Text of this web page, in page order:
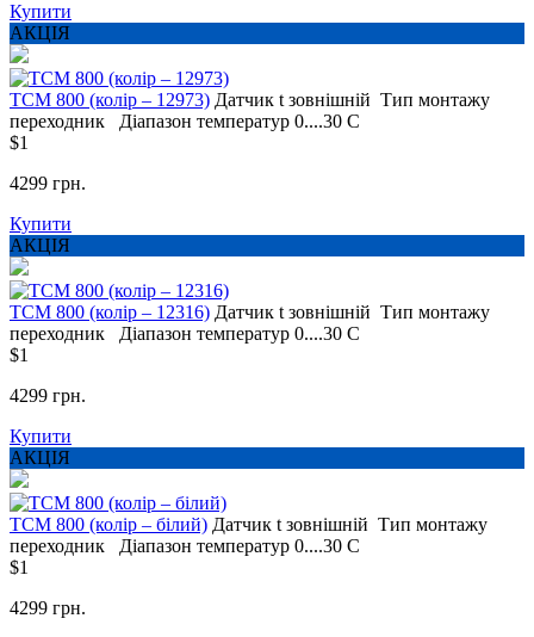
Купити
АКЦІЯ
ТСМ 800 (колір – 12973) Датчик t зовнішній Тип монтажу
переходник
Діапазон температур 0....30 С
$1
4299 грн.
Купити
АКЦІЯ
ТСМ 800 (колір – 12316) Датчик t зовнішній Тип монтажу
переходник
Діапазон температур 0....30 С
$1
4299 грн.
Купити
АКЦІЯ
ТСМ 800 (колір – білий) Датчик t зовнішній Тип монтажу
переходник
Діапазон температур 0....30 С
$1
4299 грн.